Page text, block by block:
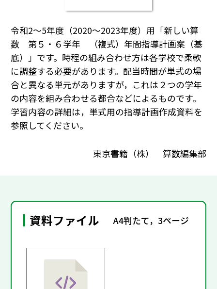
令和2～5年度（2020～2023年度）用「新しい算
数 第５・６学年 （複式）年間指導計画案（基
底）」です。時程の組み合わせ方は各学校で柔軟
に調整する必要があります。配当時間が単式の場
合と異なる単元がありますが，これは２つの学年
の内容を組み合わせる都合などによるものです。
学習内容の詳細は，単式用の指導計画作成資料を
参照してください。
東京書籍（株） 算数編集部
資料ファイル A4判たて，3ページ